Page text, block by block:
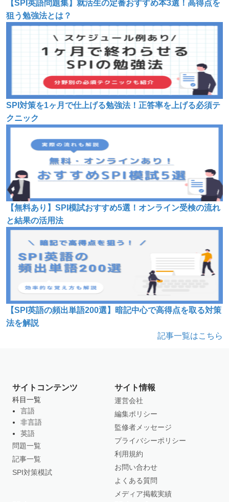
【SPI英語問題集】就活生の定番おすすめ本3選！高得点を
狙う勉強法とは？
SPI対策を1ヶ月で仕上げる勉強法！正答率を上げる必須テ
クニック
【無料あり】SPI模試おすすめ5選！オンライン受検の流れ
と結果の活用法
【SPI英語の頻出単語200選】暗記中心で高得点を取る対策
法を解説
記事一覧はこちら
サイトコンテンツ
科目一覧
言語
非言語
英語
問題一覧
記事一覧
SPI対策模試
サイト情報
運営会社
編集ポリシー
監修者メッセージ
プライバシーポリシー
利用規約
お問い合わせ
よくある質問
メディア掲載実績